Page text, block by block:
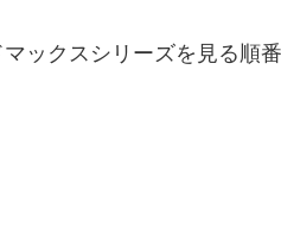
ックスシリーズを見る順